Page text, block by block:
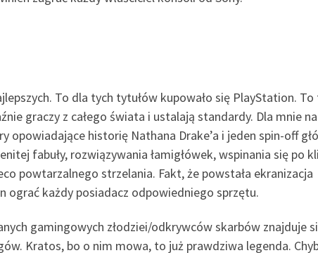
To dla tych tytułów kupowało się PlayStation. To
graczy z całego świata i ustalają standardy. Dla mnie na
opowiadające historię Nathana Drake’a i jeden spin-off
fabuły, rozwiązywania łamigłówek, wspinania się po
powtarzalnego strzelania. Fakt, że powstała ekranizacja
ograć każdy posiadacz odpowiedniego sprzętu.
gamingowych złodziei/odkrywców skarbów znajduje
Kratos, bo o nim mowa, to już prawdziwa legenda.